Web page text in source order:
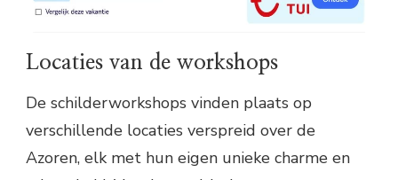
Locaties van de workshops
De schilderworkshops vinden plaats op
verschillende locaties verspreid over de
Azoren, elk met hun eigen unieke charme en